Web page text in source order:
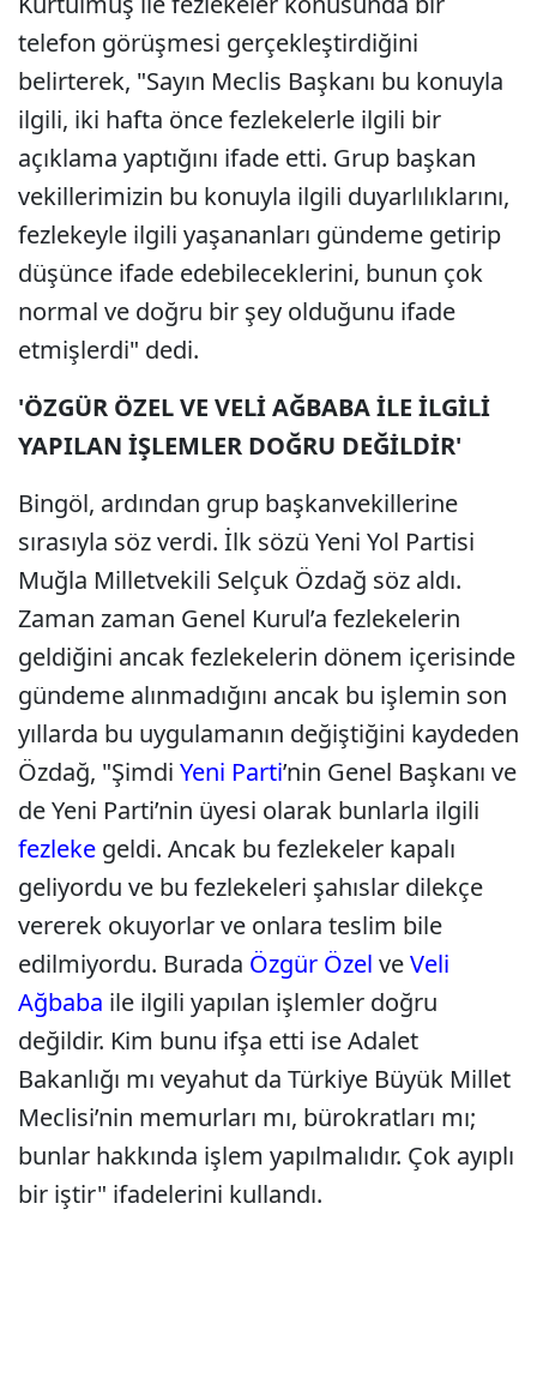
telefon görüşmesi gerçekleştirdiğini
belirterek, "Sayın Meclis Başkanı bu konuyla
ilgili, iki hafta önce fezlekelerle ilgili bir
açıklama yaptığını ifade etti. Grup başkan
vekillerimizin bu konuyla ilgili duyarlılıklarını,
fezlekeyle ilgili yaşananları gündeme getirip
düşünce ifade edebileceklerini, bunun çok
normal ve doğru bir şey olduğunu ifade
etmişlerdi" dedi.
'ÖZGÜR ÖZEL VE VELİ AĞBABA İLE İLGİLİ
YAPILAN İŞLEMLER DOĞRU DEĞİLDİR'
Bingöl, ardından grup başkanvekillerine
sırasıyla söz verdi. İlk sözü Yeni Yol Partisi
Muğla Milletvekili Selçuk Özdağ söz aldı.
Zaman zaman Genel Kurul’a fezlekelerin
geldiğini ancak fezlekelerin dönem içerisinde
gündeme alınmadığını ancak bu işlemin son
yıllarda bu uygulamanın değiştiğini kaydeden
Özdağ, "Şimdi Yeni Parti’nin Genel Başkanı ve
de Yeni Parti’nin üyesi olarak bunlarla ilgili
fezleke geldi. Ancak bu fezlekeler kapalı
geliyordu ve bu fezlekeleri şahıslar dilekçe
vererek okuyorlar ve onlara teslim bile
edilmiyordu. Burada Özgür Özel veVeli
Ağbaba ile ilgili yapılan işlemler doğru
değildir. Kim bunu ifşa etti ise Adalet
Bakanlığı mı veyahut da Türkiye Büyük Millet
Meclisi’nin memurları mı, bürokratları mı;
bunlar hakkında işlem yapılmalıdır. Çok ayıplı
bir iştir" ifadelerini kullandı.